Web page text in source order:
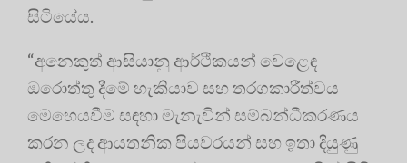
සිටියේය.
“අනෙකුත් ආසියානු ආර්ථිකයන් වෙළෙඳ
ඔරොත්තු දීමේ හැකියාව සහ තරගකාරීත්වය
මෙහෙයවීම සඳහා මැනැවින් සම්බන්ධීකරණය
කරන ලද ආයතනික පියවරයන් සහ ඉතා දියුණු